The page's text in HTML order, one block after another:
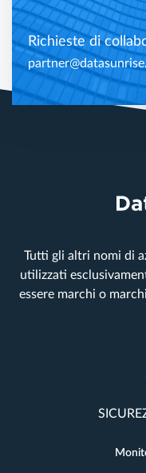
Richieste di
Tutti gli altri nomi di
utilizzati
essere marchi o